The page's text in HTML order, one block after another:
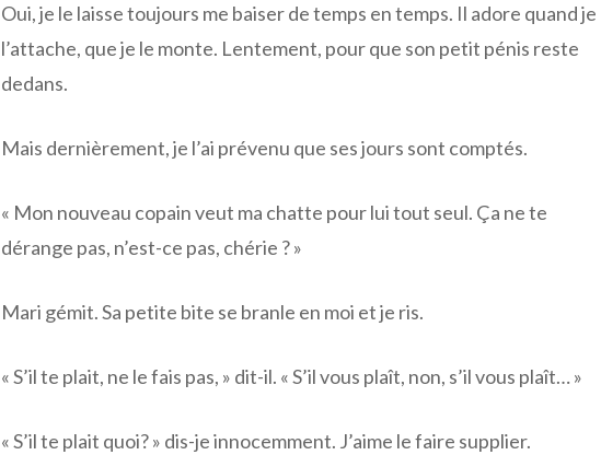
Oui, je le laisse toujours me baiser de temps en temps. Il adore quand je
l’attache, que je le monte. Lentement, pour que son petit pénis reste
dedans.
Mais dernièrement, je l’ai prévenu que ses jours sont comptés.
« Mon nouveau copain veut ma chatte pour lui tout seul. Ça ne te
dérange pas, n’est-ce pas, chérie ? »
Mari gémit. Sa petite bite se branle en moi et je ris.
« S’il te plait, ne le fais pas, » dit-il. « S’il vous plaît, non, s’il vous plaît… »
« S’il te plait quoi? » dis-je innocemment. J’aime le faire supplier.